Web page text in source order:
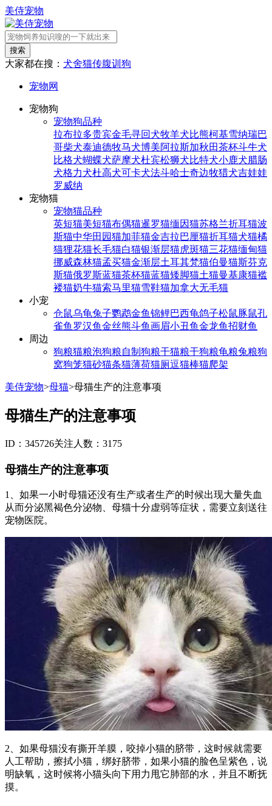
美侍宠物
搜索
大家都在搜： 犬舍猫传腹训狗
宠物网
宠物狗
宠物狗品种
拉布拉多贵宾金毛寻回犬牧羊犬比熊柯基雪纳瑞巴
哥柴犬泰迪德牧马犬博美阿拉斯加秋田茶杯斗牛犬
比格犬蝴蝶犬萨摩犬杜宾松狮犬比特犬小鹿犬腊肠
犬格力犬杜高犬可卡犬法斗哈士奇边牧猎犬吉娃娃
罗威纳
宠物猫
宠物猫品种
英短猫美短猫布偶猫暹罗猫缅因猫苏格兰折耳猫波
斯猫中华田园猫加菲猫金吉拉巴厘猫折耳猫犬猫橘
猫狸花猫长毛猫白猫银渐层猫虎斑猫三花猫缅甸猫
挪威森林猫孟买猫金渐层土耳其梵猫伯曼猫斯芬克
斯猫俄罗斯蓝猫茶杯猫蓝猫矮脚猫土猫曼基康猫褴
褛猫奶牛猫索马里猫雪鞋猫加拿大无毛猫
小宠
仓鼠乌龟兔子鹦鹉金鱼锦鲤巴西龟鸽子松鼠豚鼠孔
雀鱼 罗汉鱼金丝熊斗鱼画眉小丑鱼金龙鱼招财鱼
周边
狗粮猫粮泡狗粮自制狗粮干猫粮干狗粮龟粮兔粮狗
窝狗笼猫砂猫条猫薄荷猫厕逗猫棒猫爬架
美侍宠物>母猫>母猫生产的注意事项
母猫生产的注意事项
ID：345726关注人数：3175
母猫生产的注意事项
1、如果一小时母猫还没有生产或者生产的时候出现大量失血
从而分泌黑褐色分泌物、母猫十分虚弱等症状，需要立刻送往
宠物医院。
2、如果母猫没有撕开羊膜，咬掉小猫的脐带，这时候就需要
人工帮助，擦拭小猫，绑好脐带，如果小猫的脸色呈紫色，说
明缺氧，这时候将小猫头向下用力甩它肺部的水，并且不断抚
摸。